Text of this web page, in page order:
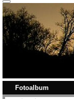
Fotoalbum